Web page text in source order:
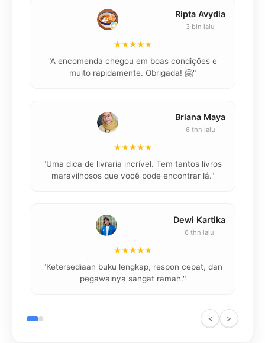
Ripta Avydia
3 bln lalu
★★★★★
"A encomenda chegou em boas condições e
muito rapidamente. Obrigada! 🤗"
Briana Maya
6 thn lalu
★★★★★
"Uma dica de livraria incrível. Tem tantos livros
maravilhosos que você pode encontrar lá."
Dewi Kartika
6 thn lalu
★★★★★
"Ketersediaan buku lengkap, respon cepat, dan
pegawainya sangat ramah."
< >